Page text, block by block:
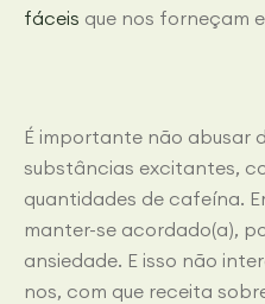
fáceis que nos forneçam
É importante não abusar
substâncias excitantes,
quantidades de cafeína.
manter-se acordado(a),
ansiedade. E isso não
nos, com que receita